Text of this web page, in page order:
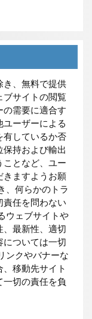
き、無料で提供
ブサイトの閲覧
の需要に適合す
ユーザーによる
有しているか否
持および輸出
ことなど、ユー
きますようお願
、何らかのトラ
責任を問わない
ウェブサイトや
、最新性、適切
については一切
ンクやバナーな
移動先サイト
切の責任を負